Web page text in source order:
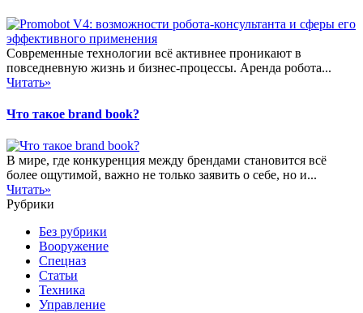
Современные технологии всё активнее проникают в
повседневную жизнь и бизнес-процессы. Аренда робота...
Читать»
Что такое brand book?
В мире, где конкуренция между брендами становится всё
более ощутимой, важно не только заявить о себе, но и...
Читать»
Рубрики
Без рубрики
Вооружение
Спецназ
Статьи
Техника
Управление